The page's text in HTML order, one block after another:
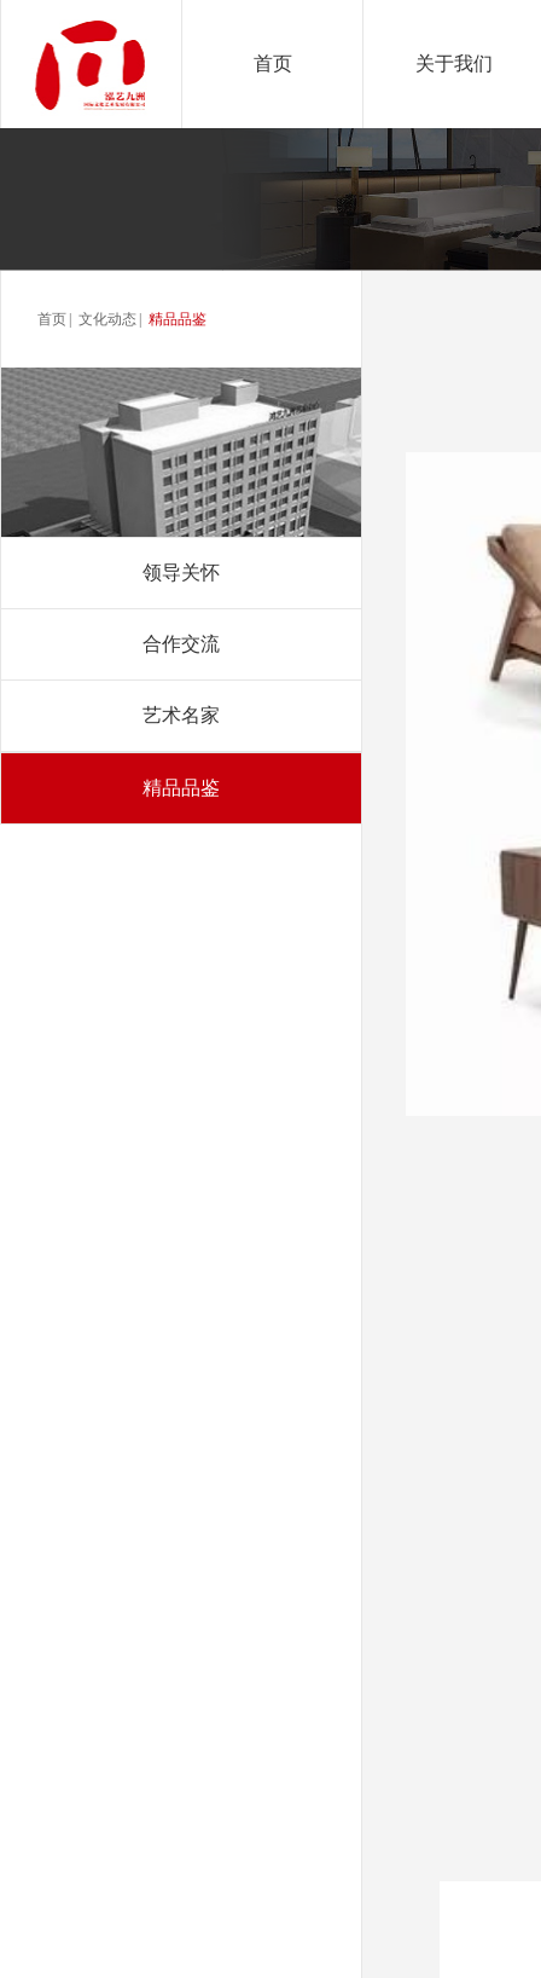
首页 关于我们
首页 文化动态 精品品鉴
领导关怀
合作交流
艺术名家
精品品鉴